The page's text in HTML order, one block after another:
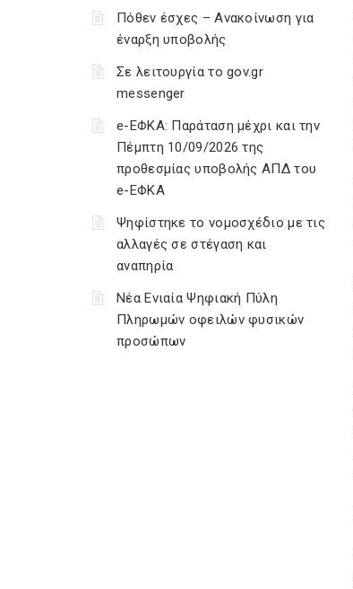
Πόθεν έσχες – Ανακοίνωση για
έναρξη υποβολής
Σε λειτουργία το gov.gr
messenger
e-ΕΦΚΑ: Παράταση μέχρι και την
Πέμπτη 10/09/2026 της
προθεσμίας υποβολής ΑΠΔ του
e-ΕΦΚΑ
Ψηφίστηκε το νομοσχέδιο με τις
αλλαγές σε στέγαση και
αναπηρία
Νέα Ενιαία Ψηφιακή Πύλη
Πληρωμών οφειλών φυσικών
προσώπων